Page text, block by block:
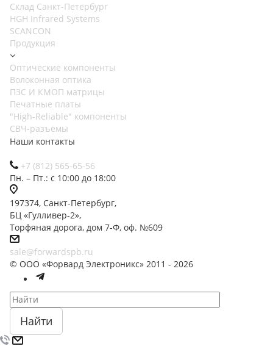
Cклад Санкт-Петербург
HGH Infrared Systems
SCANCON
Продукция
Оптические компоненты
Волоконная оптика
ПЗС И КМОП матрицы
Печатные платы
"High-Reliable" компоненты
СВЧ-разъёмы
Наши контакты
+7 (812) 565-65-56
Пн. – Пт.: с 10:00 до 18:00
197374, Санкт-Петербург,
БЦ «Гулливер-2»,
Торфяная дорога, дом 7-Ф, оф. №609
sale@forwardspb.ru
© ООО «Форвард Электроникс» 2011 - 2026
Найти